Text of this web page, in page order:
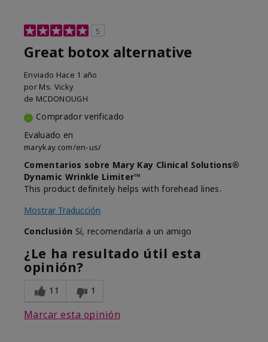
5
Great botox alternative
Enviado Hace 1 año
por Ms. Vicky
de MCDONOUGH
Comprador verificado
Evaluado en
marykay.com/en-us/
Comentarios sobre Mary Kay Clinical Solutions®
Dynamic Wrinkle Limiter™
This product definitely helps with forehead lines.
Mostrar Traducción
Conclusión Sí, recomendaría a un amigo
¿Le ha resultado útil esta
opinión?
11 1
Marcar esta opinión